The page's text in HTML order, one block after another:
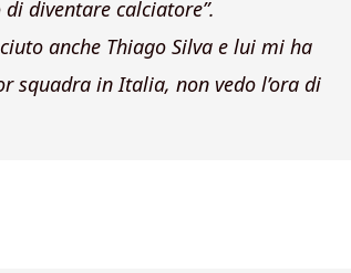
di diventare calciatore”.
anche Thiago Silva e lui mi ha
squadra in Italia, non vedo l’ora di